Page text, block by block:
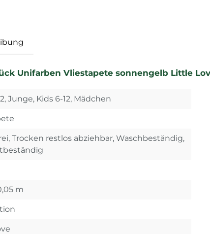
Unifarben Vliestapete sonnengelb Little
Junge, Kids 6-12, Mädchen
Trocken restlos abziehbar, Waschbeständig,
m